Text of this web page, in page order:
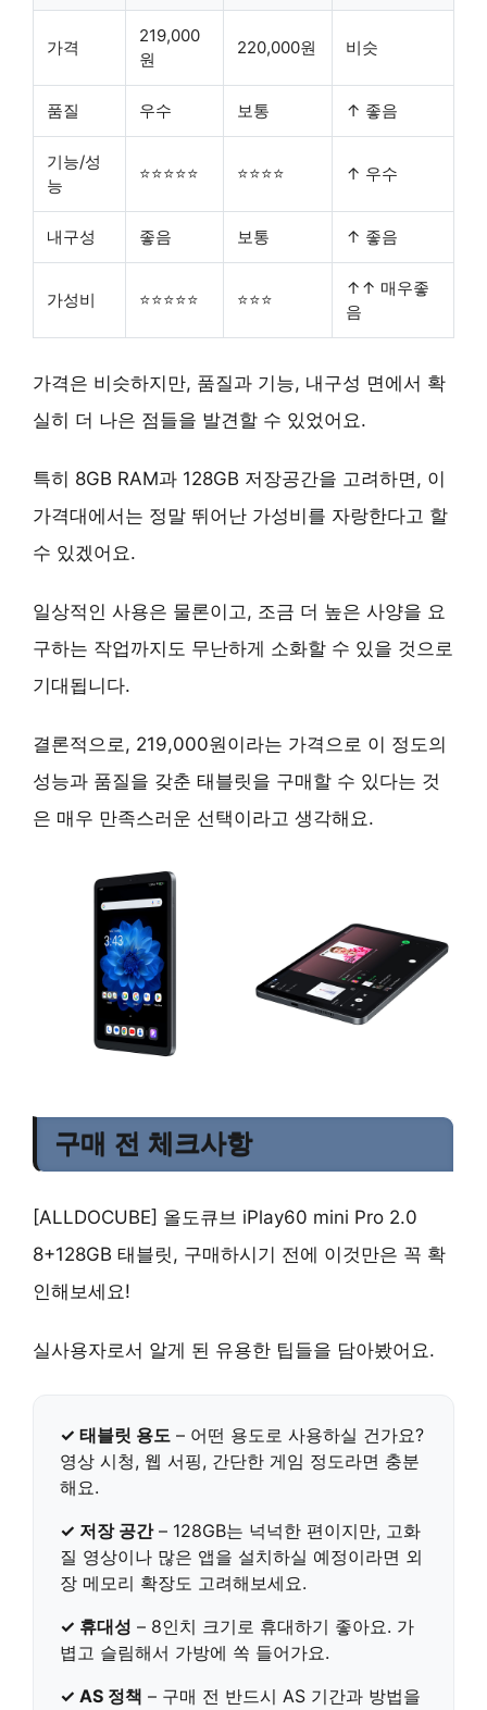
가격
219,000
원
220,000원 비슷
품질 우수 보통 ↑ 좋음
기능/성
능
⭐⭐⭐⭐⭐ ⭐⭐⭐⭐ ↑ 우수
내구성 좋음 보통 ↑ 좋음
가성비 ⭐⭐⭐⭐⭐ ⭐⭐⭐
↑↑ 매우좋
음
가격은 비슷하지만, 품질과 기능, 내구성 면에서 확
실히 더 나은 점들을 발견할 수 있었어요.
특히 8GB RAM과 128GB 저장공간을 고려하면, 이
가격대에서는 정말 뛰어난 가성비 를 자랑한다고 할
수 있겠어요.
일상적인 사용은 물론이고, 조금 더 높은 사양을 요
구하는 작업까지도 무난하게 소화할 수 있을 것으로
기대됩니다.
결론적으로, 219,000원이라는 가격으로 이 정도의
성능과 품질을 갖춘 태블릿을 구매할 수 있다는 것
은 매우 만족스러운 선택이라고 생각해요.
구매 전 체크사항
[ALLDOCUBE] 올도큐브 iPlay60 mini Pro 2.0
8+128GB 태블릿, 구매하시기 전에 이것만은 꼭 확
인해보세요!
실사용자로서 알게 된 유용한 팁들을 담아봤어요.
✓ 태블릿 용도 – 어떤 용도로 사용하실 건가요?
영상 시청, 웹 서핑, 간단한 게임 정도라면 충분
해요.
✓ 저장 공간– 128GB는 넉넉한 편이지만, 고화
질 영상이나 많은 앱을 설치하실 예정이라면 외
장 메모리 확장도 고려해보세요.
✓ 휴대성 – 8인치 크기로 휴대하기 좋아요. 가
볍고 슬림해서 가방에 쏙 들어가요.
✓ AS 정책 – 구매 전 반드시 AS 기간과 방법을